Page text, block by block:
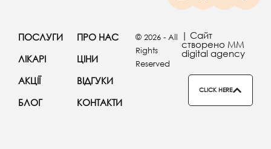
CLICK HERE
ПОСЛУГИ
ПРО НАС
ЛІКАРІ
ЦІНИ
АКЦІЇ
ВІДГУКИ
БЛОГ
КОНТАКТИ
© 2026 - All
Rights
Reserved
| Сайт
створено MM
digital agency